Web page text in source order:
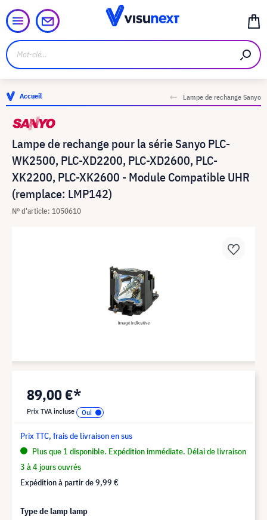
Accueil Lampe de rechange Sanyo
Lampe de rechange pour la série Sanyo PLC-
WK2500, PLC-XD2200, PLC-XD2600, PLC-
XK2200, PLC-XK2600 - Module Compatible UHR
(remplace: LMP142)
N° d'article: 1050610
89,00 €*
Prix TVA incluse
Prix TTC, frais de livraison en sus
Plus que 1 disponible. Expédition immédiate. Délai de livraison
3 à 4 jours ouvrés
Expédition à partir de9,99 €
Type de lamp lamp